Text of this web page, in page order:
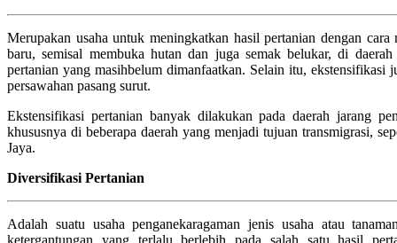
Merupakan usaha untuk meningkatkan hasil pertanian dengan cara
baru, semisal membuka hutan dan juga semak belukar, di
pertanian yang masihbelum dimanfaatkan. Selain itu, ekstensifikasi
persawahan pasang surut.
Ekstensifikasi pertanian banyak dilakukan pada daerah jarang
khususnya di beberapa daerah yang menjadi tujuan transmigrasi,
Jaya.
Diversifikasi Pertanian
Adalah suatu usaha penganekaragaman jenis usaha atau
ketergantungan yang terlalu berlebih pada salah satu hasil